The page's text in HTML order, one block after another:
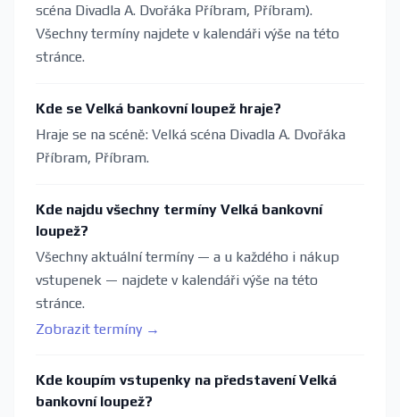
scéna Divadla A. Dvořáka Příbram, Příbram).
Všechny termíny najdete v kalendáři výše na této
stránce.
Kde se Velká bankovní loupež hraje?
Hraje se na scéně: Velká scéna Divadla A. Dvořáka
Příbram, Příbram.
Kde najdu všechny termíny Velká bankovní
loupež?
Všechny aktuální termíny — a u každého i nákup
vstupenek — najdete v kalendáři výše na této
stránce.
Zobrazit termíny →
Kde koupím vstupenky na představení Velká
bankovní loupež?